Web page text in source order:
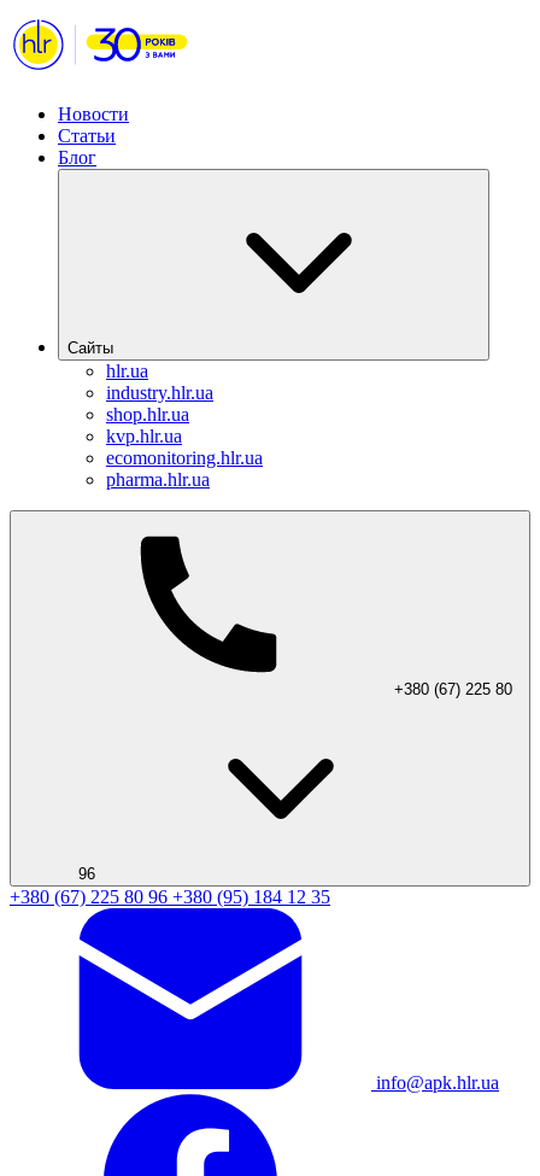
Новости
Статьи
Блог
Сайты
hlr.ua
industry.hlr.ua
shop.hlr.ua
kvp.hlr.ua
ecomonitoring.hlr.ua
pharma.hlr.ua
+380 (67) 225 80
96
+380 (67) 225 80 96 +380 (95) 184 12 35
info@apk.hlr.ua